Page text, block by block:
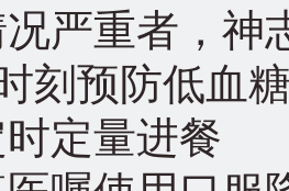
重者，神志
预防低血
量进餐